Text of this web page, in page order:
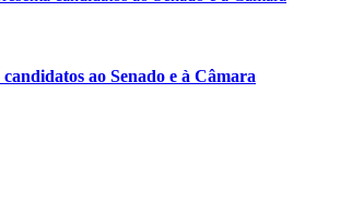
ao Senado e à Câmara